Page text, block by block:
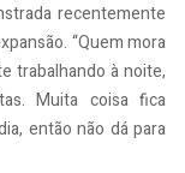
recentemente
“Quem mora
trabalhando à noite,
Muita coisa fica
então não dá para